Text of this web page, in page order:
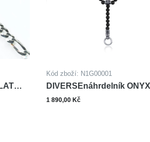
Kód zboží: N1G00001
DIVERSEnáhrdelník ONYX
1 890,00 Kč